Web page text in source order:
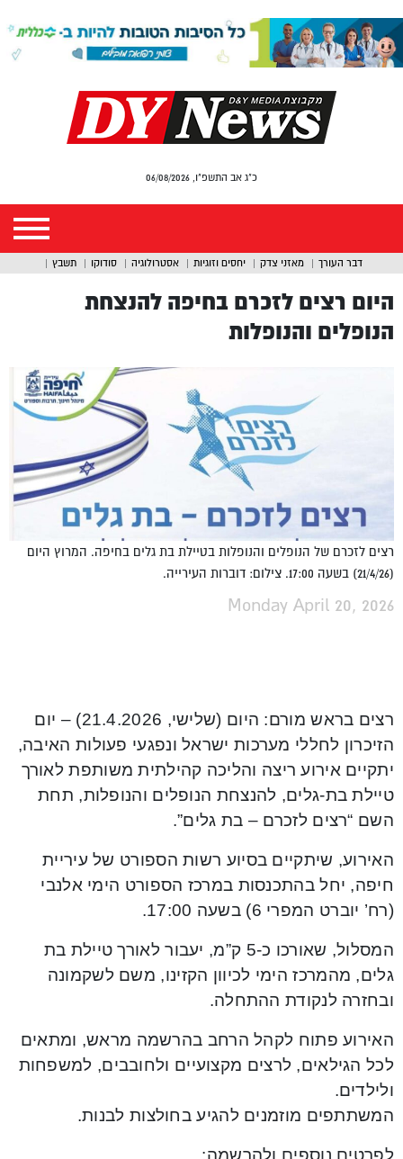
כ"ג אב התשפ"ו, 06/08/2026
דבר העורך מאזני צדק יחסים וזוגיות אסטרולוגיה סודוקו תשבץ
היום רצים לזכרם בחיפה להנצחת
הנופלים והנופלות
רצים לזכרם של הנופלים והנופלות בטיילת בת גלים בחיפה. המרוץ היום
(21/4/26) בשעה 17:00. צילום: דוברות העירייה.
Monday April 20, 2026
רצים בראש מורם: היום (שלישי, 21.4.2026) – יום
הזיכרון לחללי מערכות ישראל ונפגעי פעולות האיבה,
יתקיים אירוע ריצה והליכה קהילתית משותפת לאורך
טיילת בת-גלים, להנצחת הנופלים והנופלות, תחת
השם “רצים לזכרם – בת גלים”.
האירוע, שיתקיים בסיוע רשות הספורט של עיריית
חיפה, יחל בהתכנסות במרכז הספורט הימי אלנבי
(רח’ יוברט המפרי 6) בשעה 17:00.
המסלול, שאורכו כ-5 ק”מ, יעבור לאורך טיילת בת
גלים, מהמרכז הימי לכיוון הקזינו, משם לשקמונה
ובחזרה לנקודת ההתחלה.
האירוע פתוח לקהל הרחב בהרשמה מראש, ומתאים
לכל הגילאים, לרצים מקצועיים ולחובבים, למשפחות
ולילדים.
המשתתפים מוזמנים להגיע בחולצות לבנות.
לפרטים נוספים ולהרשמה: